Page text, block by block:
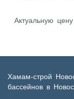
Актуальную
Хамам-строй
бассейнов в